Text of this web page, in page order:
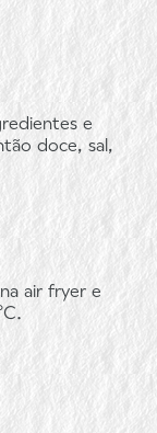
e
doce, sal,
air fryer e